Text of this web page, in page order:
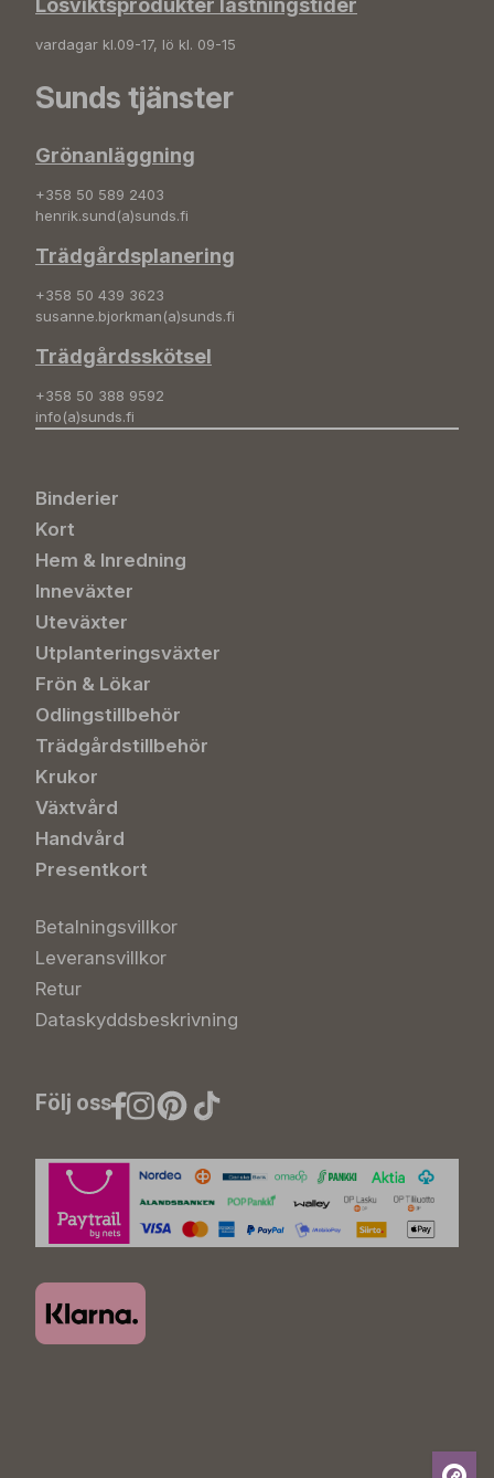
Lösviktsprodukter lastningstider
vardagar kl.09-17, lö kl. 09-15
Sunds tjänster
Grönanläggning
+358 50 589 2403
henrik.sund(a)sunds.fi
Trädgårdsplanering
+358 50 439 3623
susanne.bjorkman(a)sunds.fi
Trädgårdsskötsel
+358 50 388 9592
info(a)sunds.fi
Binderier
Kort
Hem & Inredning
Inneväxter
Uteväxter
Utplanteringsväxter
Frön & Lökar
Odlingstillbehör
Trädgårdstillbehör
Krukor
Växtvård
Handvård
Presentkort
Betalningsvillkor
Leveransvillkor
Retur
Dataskyddsbeskrivning
Följ oss